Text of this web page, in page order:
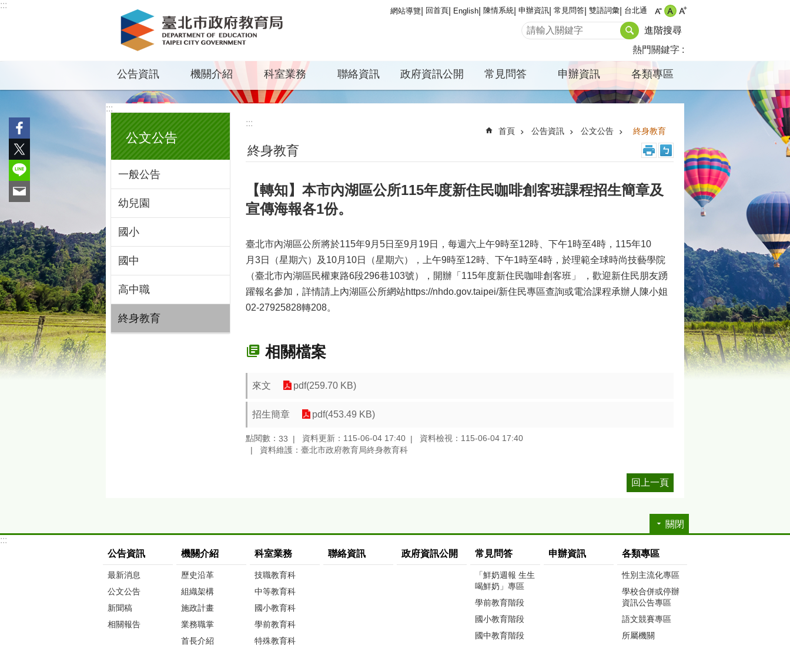
跳到主要內容區塊
:::
網站導覽 回首頁 English 陳情系統 申辦資訊 常見問答 雙語詞彙 台北通
進階搜尋
熱門關鍵字
公告資訊 機關介紹 科室業務 聯絡資訊 政府資訊公開 常見問答 申辦資訊 各類專區
:::
公文公告
一般公告
幼兒園
國小
國中
高中職
終身教育
:::
首頁 公告資訊 公文公告 終身教育
終身教育
【轉知】本市內湖區公所115年度新住民咖啡創客班課程招生簡章及
宣傳海報各1份。
臺北市內湖區公所將於115年9月5日至9月19日，每週六上午9時至12時、下午1時至4時，115年10
月3日（星期六）及10月10日（星期六），上午9時至12時、下午1時至4時，於理範全球時尚技藝學院
（臺北市內湖區民權東路6段296巷103號），開辦「115年度新住民咖啡創客班 」
，歡迎新住民朋友踴
躍報名參加，詳情請上內湖區公所網站https://nhdo.gov.taipei/新住民專區查詢或電洽課程承辦人陳小姐
02-27925828轉208。
相關檔案
來文 pdf(259.70 KB)
招生簡章 pdf(453.49 KB)
點閱數： 33 資料更新：115-06-04 17:40
資料檢視：115-06-04 17:40
資料維護：臺北市政府教育局終身教育科
回上一頁
關閉
:::
公告資訊
最新消息
公文公告
新聞稿
相關報告
機關介紹
歷史沿革
組織架構
施政計畫
業務職掌
首長介紹
科室業務
技職教育科
中等教育科
國小教育科
學前教育科
特殊教育科
聯絡資訊 政府資訊公開 常見問答
「鮮奶週報 生生
喝鮮奶」專區
學前教育階段
國小教育階段
國中教育階段
申辦資訊 各類專區
性別主流化專區
學校合併或停辦
資訊公告專區
語文競賽專區
所屬機關